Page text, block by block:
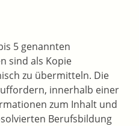
5 genannten
sind als Kopie
zu übermitteln. Die
innerhalb einer
zum Inhalt und
Berufsbildung